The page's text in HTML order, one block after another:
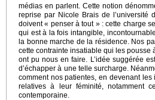
médias en parlent. Cette notion
reprise par Nicole Brais de l’université
doivent « penser à tout » : cette charge
qui est à la fois intangible,
la bonne marche de la résidence. Nos
cette contrainte insatiable qui les pousse
ont pu nous en faire. L’idée suggérée
d’échapper à une telle surcharge.
comment nos patientes, en devenant
relatives à leur féminité, notamment
contemporaine.